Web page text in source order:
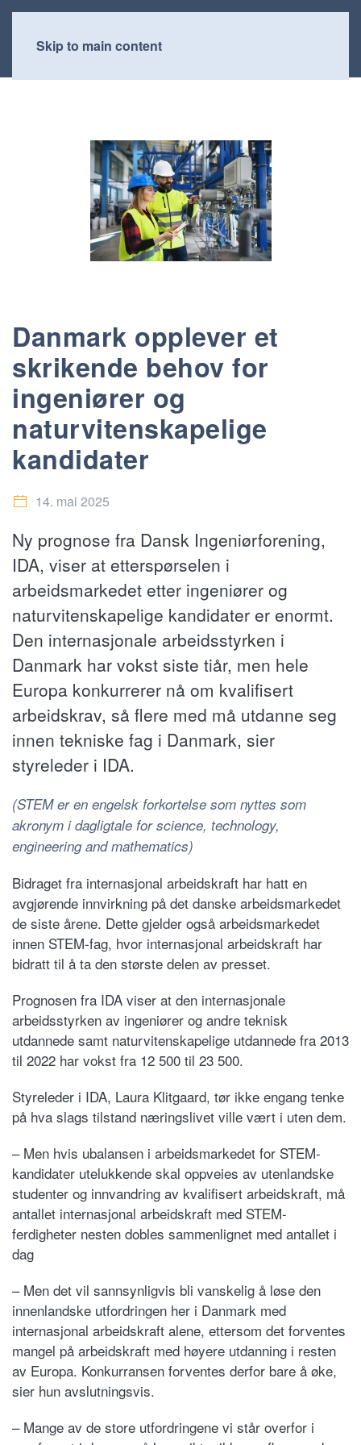
Skip to main content
Danmark opplever et
skrikende behov for
ingeniører og
naturvitenskapelige
kandidater
14. mai 2025
Ny prognose fra Dansk Ingeniørforening,
IDA, viser at etterspørselen i
arbeidsmarkedet etter ingeniører og
naturvitenskapelige kandidater er enormt.
Den internasjonale arbeidsstyrken i
Danmark har vokst siste tiår, men hele
Europa konkurrerer nå om kvalifisert
arbeidskrav, så flere med må utdanne seg
innen tekniske fag i Danmark, sier
styreleder i IDA.
(STEM er en engelsk forkortelse som nyttes som
akronym i dagligtale for science, technology,
engineering and mathematics)
Bidraget fra internasjonal arbeidskraft har hatt en
avgjørende innvirkning på det danske arbeidsmarkedet
de siste årene. Dette gjelder også arbeidsmarkedet
innen STEM-fag, hvor internasjonal arbeidskraft har
bidratt til å ta den største delen av presset.
Prognosen fra IDA viser at den internasjonale
arbeidsstyrken av ingeniører og andre teknisk
utdannede samt naturvitenskapelige utdannede fra 2013
til 2022 har vokst fra 12 500 til 23 500.
Styreleder i IDA, Laura Klitgaard, tør ikke engang tenke
på hva slags tilstand næringslivet ville vært i uten dem.
– Men hvis ubalansen i arbeidsmarkedet for STEM-
kandidater utelukkende skal oppveies av utenlandske
studenter og innvandring av kvalifisert arbeidskraft, må
antallet internasjonal arbeidskraft med STEM-
ferdigheter nesten dobles sammenlignet med antallet i
dag
– Men det vil sannsynligvis bli vanskelig å løse den
innenlandske utfordringen her i Danmark med
internasjonal arbeidskraft alene, ettersom det forventes
mangel på arbeidskraft med høyere utdanning i resten
av Europa. Konkurransen forventes derfor bare å øke,
sier hun avslutningsvis.
– Mange av de store utfordringene vi står overfor i